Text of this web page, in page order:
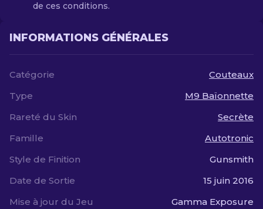
de ces conditions.
INFORMATIONS GÉNÉRALES
Catégorie
Couteaux
Type
M9 Baïonnette
Rareté du Skin
Secrète
Famille
Autotronic
Style de Finition
Gunsmith
Date de Sortie
15 juin 2016
Mise à jour du Jeu
Gamma Exposure